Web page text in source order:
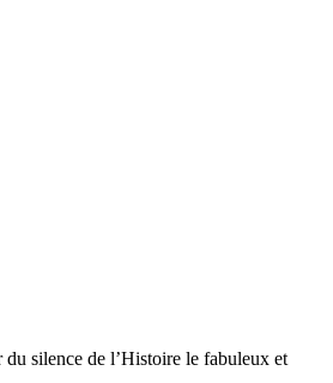
du silence de l’Histoire le fabuleux et